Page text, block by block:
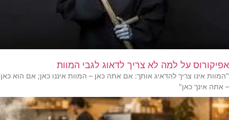
אפיקורוס על למה לא צריך לדאוג לגבי המוות
"המוות אינו צריך להדאיג אותך: אם אתה כאן – המוות איננו כאן; אם הוא כאן
– אתה אינך כאן"